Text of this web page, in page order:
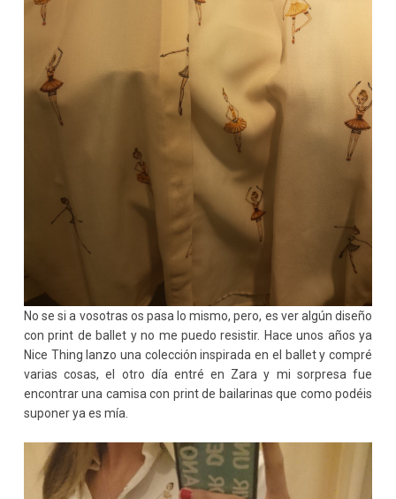
No se si a vosotras os pasa lo mismo, pero, es ver algún diseño
con print de ballet y no me puedo resistir. Hace unos años ya
Nice Thing lanzo una colección inspirada en el ballet y compré
varias cosas, el otro día entré en Zara y mi sorpresa fue
encontrar una camisa con print de bailarinas que como podéis
suponer ya es mía.